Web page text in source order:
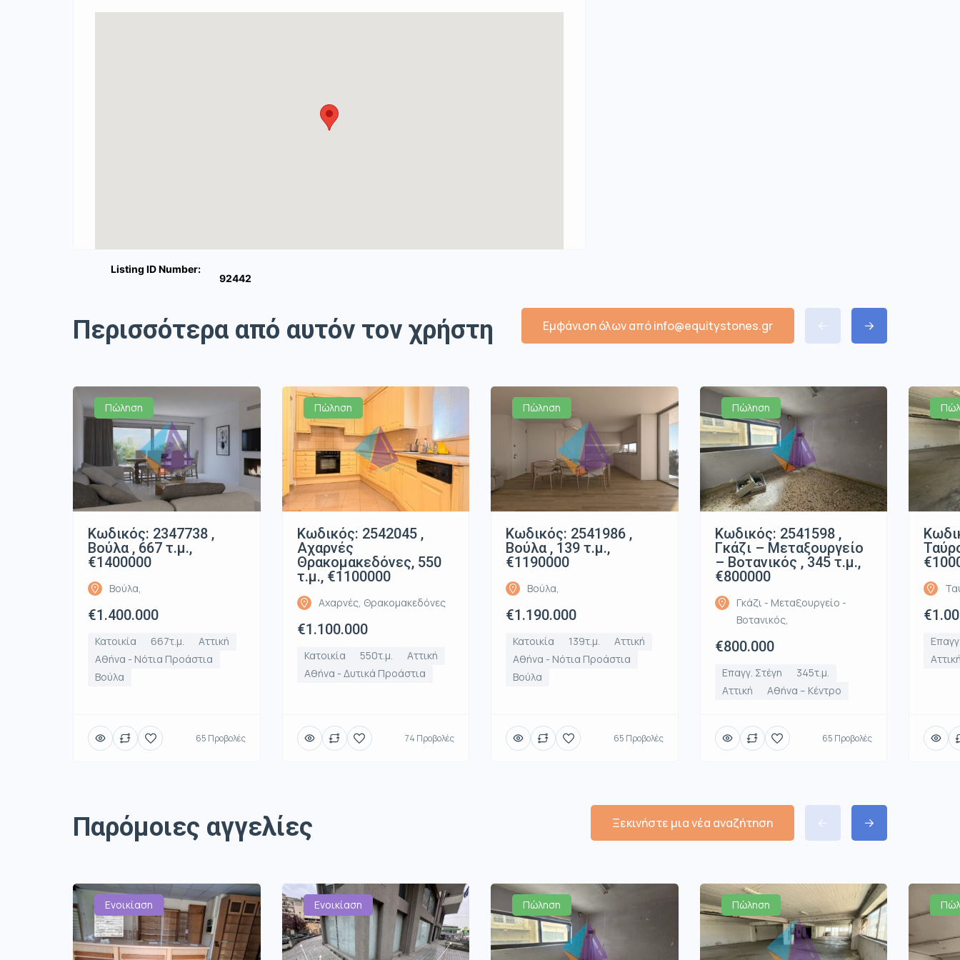
Listing ID Number:
92442
Περισσότερα από αυτόν τον χρήστη Εμφάνιση όλων από info@equitystones.gr
Πώληση
Κωδικός: 2347738 ,
Βούλα , 667 τ.μ.,
€1400000
Βούλα,
€1.400.000
Κατοικία 667τ.μ.
Αττική
Αθήνα - Νότια Προάστια
Βούλα
65 Προβολές
Πώληση
Κωδικός: 2542045 ,
Αχαρνές
Θρακομακεδόνες, 550
τ.μ., €1100000
Αχαρνές, Θρακομακεδόνες
€1.100.000
Κατοικία 550τ.μ.
Αττική
Αθήνα - Δυτικά Προάστια
74 Προβολές
Πώληση
Κωδικός: 2541986 ,
Βούλα , 139 τ.μ.,
€1190000
Βούλα,
€1.190.000
Κατοικία 139τ.μ.
Αττική
Αθήνα - Νότια Προάστια
Βούλα
65 Προβολές
Πώληση
Κωδικός: 2541598 ,
Γκάζι – Μεταξουργείο
– Βοτανικός , 345 τ.μ.,
€800000
Γκάζι - Μεταξουργείο -
Βοτανικός,
€800.000
Επαγγ. Στέγη
345τ.μ.
Αττική
Αθήνα – Κέντρο
65 Προβολές
Παρόμοιες αγγελίες Ξεκινήστε μια νέα αναζήτηση
Ενοικίαση Ενοικίαση Πώληση Πώληση